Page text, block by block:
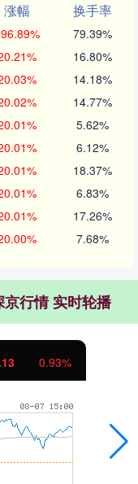
涨幅
换手率
79.39%
16.80%
14.18%
14.77%
5.62%
6.12%
18.37%
6.83%
17.26%
7.68%
京行情 实时轮播
0.93%